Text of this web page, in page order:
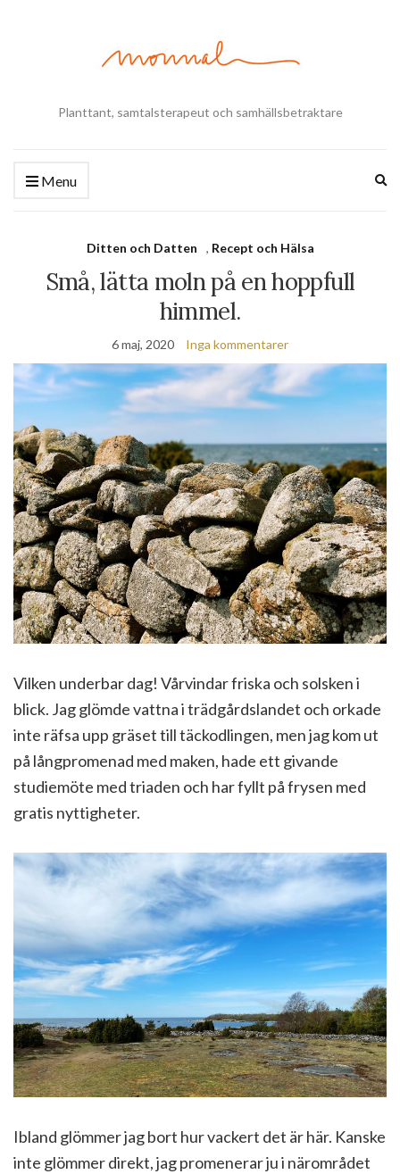
Planttant, samtalsterapeut och samhällsbetraktare
Menu
Ditten och Datten , Recept och Hälsa
Små, lätta moln på en hoppfull
himmel.
6 maj, 2020 Inga kommentarer
Vilken underbar dag! Vårvindar friska och solsken i
blick. Jag glömde vattna i trädgårdslandet och orkade
inte räfsa upp gräset till täckodlingen, men jag kom ut
på långpromenad med maken, hade ett givande
studiemöte med triaden och har fyllt på frysen med
gratis nyttigheter.
Ibland glömmer jag bort hur vackert det är här. Kanske
inte glömmer direkt, jag promenerar ju i närområdet